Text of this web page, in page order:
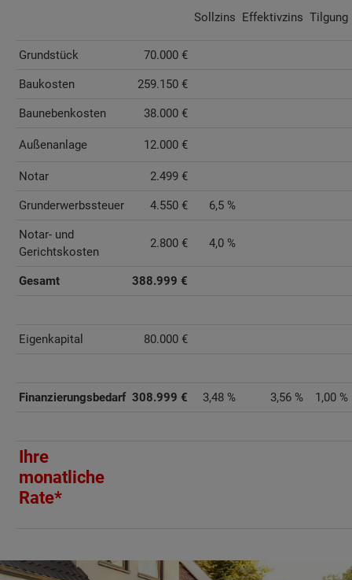
Sollzins Effektivzins Tilgung
Grundstück 70.000 €
Baukosten 259.150 €
Baunebenkosten 38.000 €
Außenanlage 12.000 €
Notar 2.499 €
Grunderwerbssteuer 4.550 € 6,5 %
Notar- und
Gerichtskosten
2.800 € 4,0 %
Gesamt 388.999 €
Eigenkapital 80.000 €
Finanzierungsbedarf 308.999 € 3,48 % 3,56 % 1,00 %
Ihre
monatliche
Rate*